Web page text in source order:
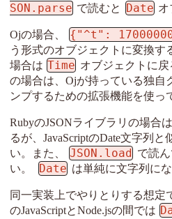
SON.parse で読むと Date オ
Ojの場合、 {"^t":
う形式のオブジェクトに変換す
場合は Time オブジェクトに戻
の場合は、Ojが持っている独自
ンプするための拡張機能を使っ
RubyのJSONライブラリの場合は
るが、JavaScriptのDate文字列
い。また、
JSON.load で読
い。
Date は単純に文字列にな
同一実装上でやりとりする想定
のJavaScriptとNode.jsの間では